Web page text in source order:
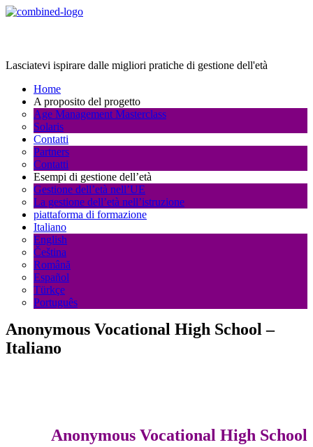
Lasciatevi ispirare dalle migliori pratiche di gestione dell'età
Home
A proposito del progetto
Age Management Masterclass
Solaris
Contatti
Partners
Contatti
Esempi di gestione dell’età
Gestione dell’età nell’UE
La gestione dell’età nell’istruzione
piattaforma di formazione
Italiano
English
Čeština
Română
Español
Türkçe
Português
Anonymous Vocational High School –
Italiano
Anonymous Vocational High School